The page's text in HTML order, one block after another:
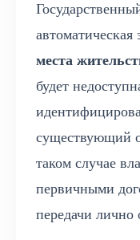
автоматическая
места
будет
существующий
таком случае
первичными
передачи